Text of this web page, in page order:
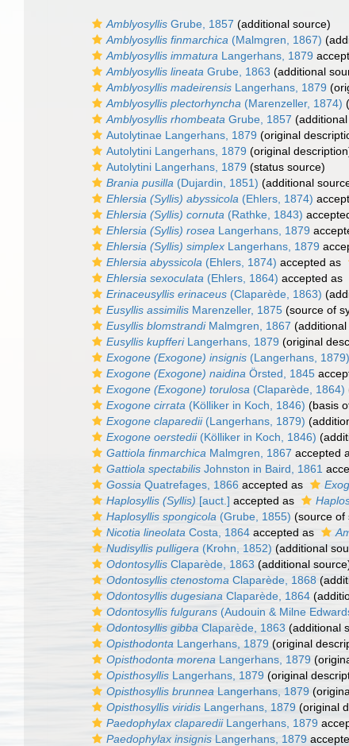
Amblyosyllis Grube, 1857 (additional source)
Amblyosyllis finmarchica (Malmgren, 1867)
Amblyosyllis immatura Langerhans, 1879
Amblyosyllis lineata Grube, 1863 (additional
Amblyosyllis madeirensis Langerhans, 1879
Amblyosyllis plectorhyncha (Marenzeller, 1874)
Amblyosyllis rhombeata Grube, 1857
Autolytinae Langerhans, 1879 (original
Autolytini Langerhans, 1879 (original
Autolytini Langerhans, 1879 (status source)
Brania pusilla (Dujardin, 1851) (additional
Ehlersia (Syllis) abyssicola (Ehlers, 1874)
Ehlersia (Syllis) cornuta (Rathke, 1843)
Ehlersia (Syllis) rosea Langerhans, 1879
Ehlersia (Syllis) simplex Langerhans, 1879
Ehlersia abyssicola (Ehlers, 1874) accepted as
Ehlersia sexoculata (Ehlers, 1864) accepted as
Erinaceusyllis erinaceus (Claparède, 1863)
Eusyllis assimilis Marenzeller, 1875 (source of
Eusyllis blomstrandiMalmgren, 1867
Eusyllis kupfferiLangerhans, 1879 (original
Exogone (Exogone) insignis (Langerhans, 1879)
Exogone (Exogone) naidina Örsted, 1845
Exogone (Exogone) torulosa (Claparède, 1864)
Exogone cirrata (Kölliker in Koch, 1846) (basis
Exogone claparedii(Langerhans, 1879)
Exogone oerstedii(Kölliker in Koch, 1846)
Gattiola finmarchica Malmgren, 1867 accepted
Gattiola spectabilis Johnston in Baird, 1861
Gossia Quatrefages, 1866 accepted as
Haplosyllis (Syllis) [auct.] accepted as
Haplosyllis spongicola (Grube, 1855) (source of
Nicotia lineolata Costa, 1864 accepted as
Nudisyllis pulligera (Krohn, 1852) (additional
Odontosyllis Claparède, 1863 (additional
Odontosyllis ctenostoma Claparède, 1868
Odontosyllis dugesiana Claparède, 1864
Odontosyllis fulgurans (Audouin & Milne
Odontosyllis gibba Claparède, 1863 (additional
Opisthodonta Langerhans, 1879 (original
Opisthodonta morena Langerhans, 1879
Opisthosyllis Langerhans, 1879 (original
Opisthosyllis brunnea Langerhans, 1879
Opisthosyllis viridis Langerhans, 1879 (original
Paedophylax claparediiLangerhans, 1879
Paedophylax insignis Langerhans, 1879